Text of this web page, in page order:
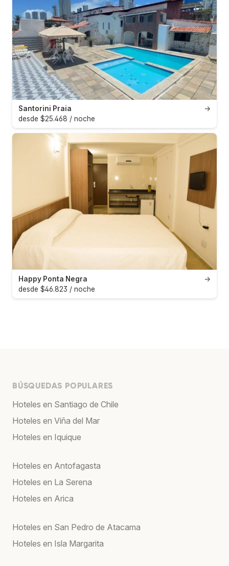
→
Santorini Praia
desde $25.468 / noche
→
Happy Ponta Negra
desde $46.823 / noche
BÚSQUEDAS POPULARES
Hoteles en Santiago de Chile
Hoteles en Viña del Mar
Hoteles en Iquique
Hoteles en Antofagasta
Hoteles en La Serena
Hoteles en Arica
Hoteles en San Pedro de Atacama
Hoteles en Isla Margarita